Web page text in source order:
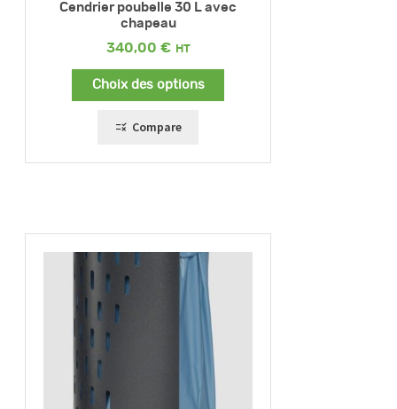
Cendrier poubelle 30 L avec
chapeau
340,00 €
Choix des options
Compare